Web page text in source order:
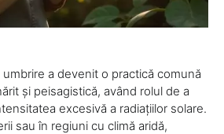
a devenit o practică comună
și peisagistică, având rolul de a
excesivă a radiațiilor solare.
sau în regiuni cu climă aridă,